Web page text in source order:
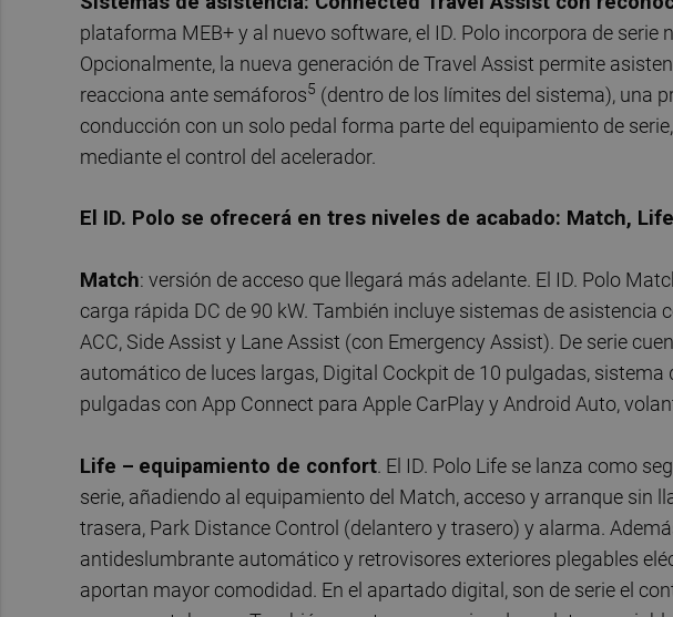
plataforma MEB+ y al nuevo software, el ID. Polo incorpora de
Opcionalmente, la nueva generación de Travel Assist permite
reacciona ante semáforos5 (dentro de los límites del sistema), una
conducción con un solo pedal forma parte del equipamiento de
mediante el control del acelerador.
El ID. Polo se ofrecerá en tres niveles de acabado: Match,
Match: versión de acceso que llegará más adelante. El ID. Polo
carga rápida DC de 90 kW. También incluye sistemas de
ACC, Side Assist y Lane Assist (con Emergency Assist). De serie
automático de luces largas, Digital Cockpit de 10 pulgadas,
pulgadas con App Connect para Apple CarPlay y Android Auto,
Life – equipamiento de confort. El ID. Polo Life se lanza como
serie, añadiendo al equipamiento del Match, acceso y arranque sin
trasera, Park Distance Control (delantero y trasero) y alarma.
antideslumbrante automático y retrovisores exteriores plegables
aportan mayor comodidad. En el apartado digital, son de serie el